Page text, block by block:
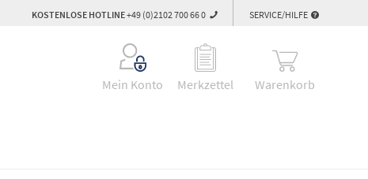
SERVICE/HILFE
KOSTENLOSE HOTLINE+49 (0)2102 700 66 0
Mein Konto Merkzettel Warenkorb